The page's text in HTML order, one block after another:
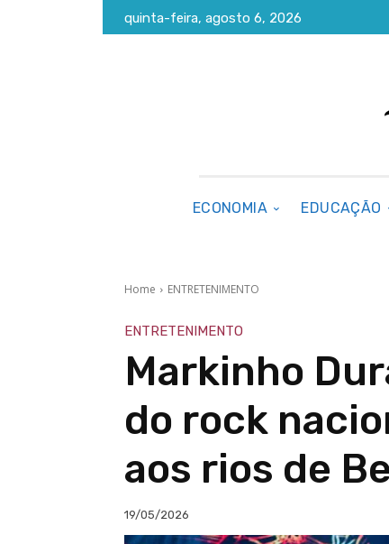
quinta-feira, agosto 6, 2026
ECONOMIA EDUCAÇÃO
Home ENTRETENIMENTO
ENTRETENIMENTO
Markinho
do rock
aos rios de
19/05/2026